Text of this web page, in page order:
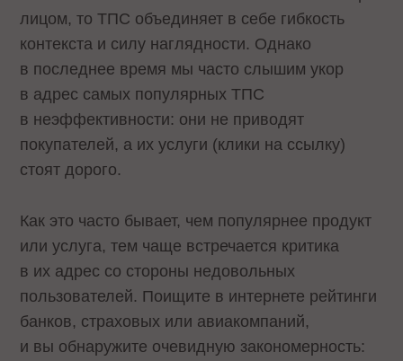
лицом, то ТПС объединяет в себе гибкость
контекста и силу наглядности. Однако
в последнее время мы часто слышим укор
в адрес самых популярных ТПС
в неэффективности: они не приводят
покупателей, а их услуги (клики на ссылку)
стоят дорого.
Как это часто бывает, чем популярнее продукт
или услуга, тем чаще встречается критика
в их адрес со стороны недовольных
пользователей. Поищите в интернете рейтинги
банков, страховых или авиакомпаний,
и вы обнаружите очевидную закономерность: